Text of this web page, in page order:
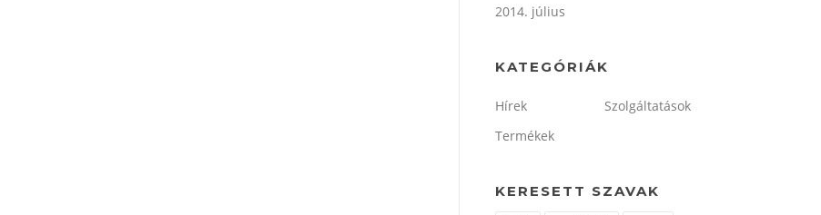
2014. július
KATEGÓRIÁK
Hírek
Szolgáltatások
Termékek
KERESETT SZAVAK